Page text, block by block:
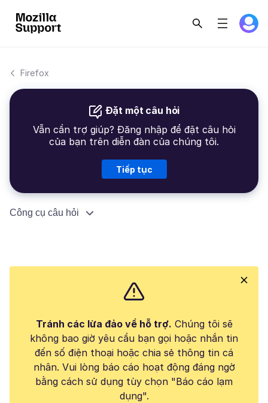
Firefox
Đặt một câu hỏi
Vẫn cần trợ giúp? Đăng nhập để đặt câu hỏi
của bạn trên diễn đàn của chúng tôi.
Tiếp tục
Công cụ câu hỏi
Tránh các lừa đảo về hỗ trợ. Chúng tôi sẽ
không bao giờ yêu cầu bạn gọi hoặc nhắn tin
đến số điện thoại hoặc chia sẻ thông tin cá
nhân. Vui lòng báo cáo hoạt động đáng ngờ
bằng cách sử dụng tùy chọn "Báo cáo lạm
dụng".